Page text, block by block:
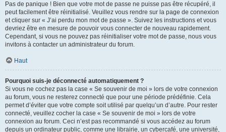
Pas de panique ! Bien que votre mot de passe ne puisse pas être récupéré, il
peut facilement être réinitialisé. Veuillez vous rendre sur la page de connexion
et cliquer sur « J’ai perdu mon mot de passe ». Suivez les instructions et vous
devriez être en mesure de pouvoir vous connecter de nouveau rapidement.
Cependant, si vous ne pouvez pas réinitialiser votre mot de passe, nous vous
invitons à contacter un administrateur du forum.
Haut
Pourquoi suis-je déconnecté automatiquement ?
Si vous ne cochez pas la case « Se souvenir de moi » lors de votre connexion
au forum, vous ne resterez connecté que pour une période prédéfinie. Cela
permet d’éviter que votre compte soit utilisé par quelqu’un d’autre. Pour rester
connecté, veuillez cocher la case « Se souvenir de moi » lors de votre
connexion au forum. Ceci n’est pas recommandé si vous accédez au forum
depuis un ordinateur public, comme une librairie, un cybercafé, une université,